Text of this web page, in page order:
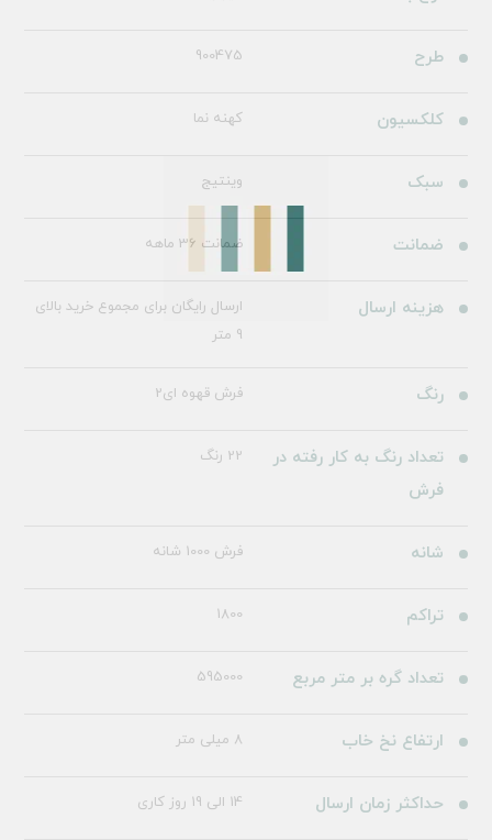
طرح 900475
کلکسیون کهنه نما
سبک وینتیج
ضمانت ضمانت 36 ماهه
هزینه ارسال
ارسال رایگان برای مجموع خرید بالای
9 متر
رنگ فرش قهوه ای2
تعداد رنگ به کار رفته در
فرش
22 رنگ
شانه فرش 1000 شانه
تراکم 1800
تعداد گره بر متر مربع 595000
ارتفاع نخ خاب 8 میلی متر
حداکثر زمان ارسال 14 الی 19 روز کاری